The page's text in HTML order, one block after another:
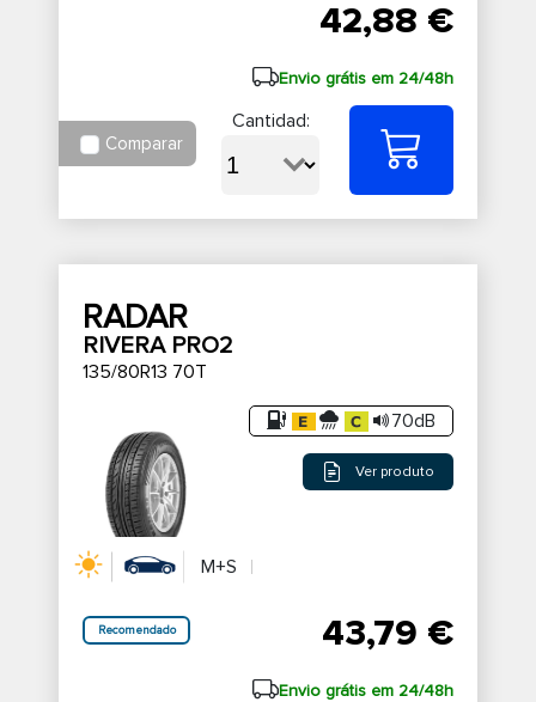
42,88 €
Envio grátis em 24/48h
Comparar
Cantidad:
RADAR
RIVERA PRO2
135/80R13 70T
70dB
Ver produto
M+S
Recomendado 43,79 €
Envio grátis em 24/48h